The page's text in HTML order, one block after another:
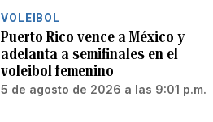
VOLEIBOL
Puerto Rico vence a México y
adelanta a semifinales en el
voleibol femenino
5 de agosto de 2026 a las 9:01 p.m.